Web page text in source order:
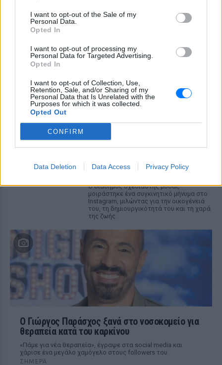
I want to opt-out of the Sale of my
Personal Data.
Opted In
I want to opt-out of processing my
Personal Data for Targeted Advertising.
Opted In
I want to opt-out of Collection, Use,
Retention, Sale, and/or Sharing of my
Personal Data that Is Unrelated with the
Purposes for which it was collected.
Opted Out
CONFIRM
Data Deletion Data Access Privacy Policy
Η Ιωάννα Τούνη δημοσίευσε
ταξιδέψει, αυτός είναι ο
αγαπημένος μου προορισμός
Η Instagrammer έδειξε στους
διαδικτυακούς της ακόλουθους εικόνες
από την απόδρασή της
Ο Λάκης Γαβαλάς έκλεισε τα 74
συγκίνησε ‑ Τι έγραψε για τη
ζωή, τους γονείς του και την
Ο διάσημος σχεδιαστής μόδας
μοιράστηκε ένα συγκινητικό μήνυμα στο
Instagram, μιλώντας για την οικογένειά
του, τη δημιουργικότητά του και τη χαρά
της ζωής.
O Γιώργος Παράσχος ξανά στο νοσοκομείο για
θεραπεία κατά του καρκίνου
«Πάμε για νέα θεραπεία», έγραψε στα social media και
χάρισε ένα μεγάλο χαμόγελο στους followers του
ΣΉΜΕΡΑ